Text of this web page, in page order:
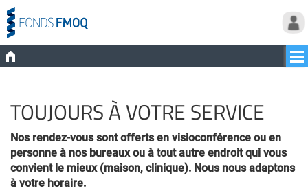
TOUJOURS À VOTRE SERVICE
Nos rendez-vous sont offerts en visioconférence ou en
personneà nos bureaux ou à tout autre endroit qui vous
convient le mieux (maison, clinique). Nous nous adaptons
à votre horaire.